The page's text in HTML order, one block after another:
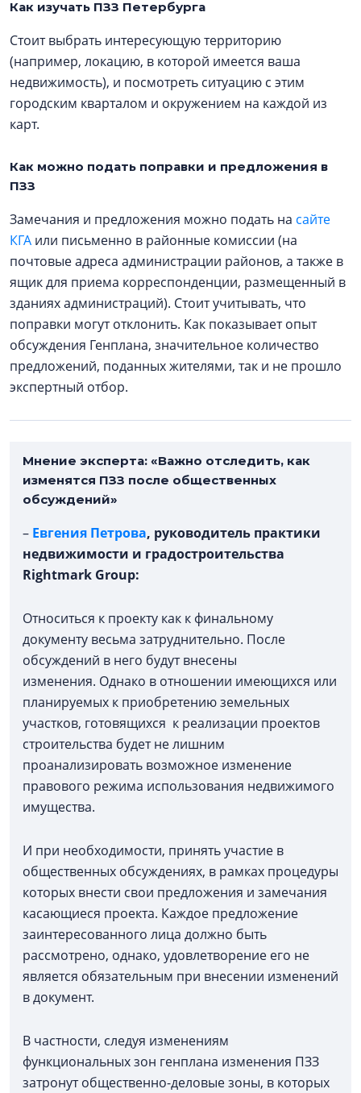
Как изучать ПЗЗ Петербурга
Стоит выбрать интересующую территорию
(например, локацию, в которой имеется ваша
недвижимость), и посмотреть ситуацию с этим
городским кварталом и окружением на каждой из
карт.
Как можно подать поправки и предложения в
ПЗЗ
Замечания и предложения можно подать на сайте
КГА или письменно в районные комиссии (на
почтовые адреса администрации районов, а также в
ящик для приема корреспонденции, размещенный в
зданиях администраций). Стоит учитывать, что
поправки могут отклонить. Как показывает опыт
обсуждения Генплана, значительное количество
предложений, поданных жителями, так и не прошло
экспертный отбор.
Мнение эксперта: «Важно отследить, как
изменятся ПЗЗ после общественных
обсуждений»
– Евгения Петрова, руководитель практики
недвижимости и градостроительства
Rightmark Group:
Относиться к проекту как к финальному
документу весьма затруднительно. После
обсуждений в него будут внесены
изменения. Однако в отношении имеющихся или
планируемых к приобретению земельных
участков, готовящихся к реализации проектов
строительства будет не лишним
проанализировать возможное изменение
правового режима использования недвижимого
имущества.
И при необходимости, принять участие в
общественных обсуждениях, в рамках процедуры
которых внести свои предложения и замечания
касающиеся проекта. Каждое предложение
заинтересованного лица должно быть
рассмотрено, однако, удовлетворение его не
является обязательным при внесении изменений
в документ.
В частности, следуя изменениям
функциональных зон генплана изменения ПЗЗ
затронут общественно-деловые зоны, в которых